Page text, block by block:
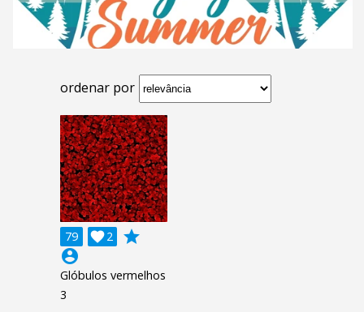
ordenar por
79 2

grade
account_circle
Glóbulos vermelhos
3